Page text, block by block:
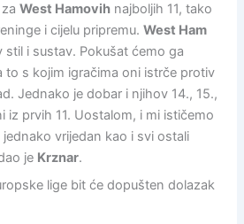
West Hamovihnajboljih 11, tako
i cijelu pripremu. West Ham
stil i sustav. Pokušat ćemo ga
to s kojim igračima oni istrče protiv
Jednako je dobar i njihov 14., 15.,
iz prvih 11. Uostalom, i mi ističemo
vrijedan kao i svi ostali
je Krznar.
lige bit će dopušten dolazak